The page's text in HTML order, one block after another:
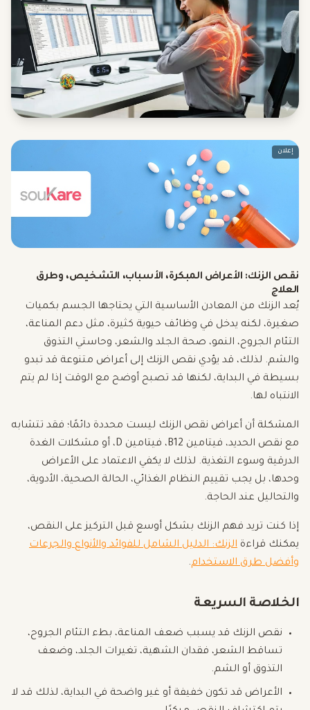
إعلان
نقص الزنك: الأعراض المبكرة، الأسباب، التشخيص، وطرق
العلاج
يُعد الزنك من المعادن الأساسية التي يحتاجها الجسم بكميات
صغيرة، لكنه يدخل في وظائف حيوية كثيرة، مثل دعم المناعة،
التئام الجروح، النمو، صحة الجلد والشعر، وحاستي التذوق
والشم. لذلك، قد يؤدي نقص الزنك إلى أعراض متنوعة قد تبدو
بسيطة في البداية، لكنها قد تصبح أوضح مع الوقت إذا لم يتم
الانتباه لها.
المشكلة أن أعراض نقص الزنك ليست محددة دائمًا؛ فقد تتشابه
مع نقص الحديد، فيتامين B12، فيتامين D، أو مشكلات الغدة
الدرقية وسوء التغذية. لذلك لا يكفي الاعتماد على الأعراض
وحدها، بل يجب تقييم النظام الغذائي، الحالة الصحية، الأدوية،
والتحاليل عند الحاجة.
إذا كنت تريد فهم الزنك بشكل أوسع قبل التركيز على النقص،
يمكنك قراءة الزنك: الدليل الشامل للفوائد والأنواع والجرعات
وأفضل طرق الاستخدام.
الخلاصة السريعة
نقص الزنك قد يسبب ضعف المناعة، بطء التئام الجروح،
تساقط الشعر، فقدان الشهية، تغيرات الجلد، وضعف
التذوق أو الشم.
الأعراض قد تكون خفيفة أو غير واضحة في البداية، لذلك قد لا